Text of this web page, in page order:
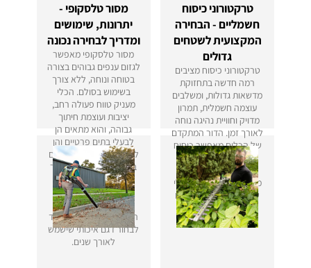
טרקטורוני כיסוח
חשמליים - הבחירה
המקצועית לשטחים
גדולים
טרקטורוני כיסוח מציבים
רמה חדשה בתחזוקת
מדשאות גדולות, ומשלבים
עוצמה חשמלית, תמרון
מדויק וחוויית נהיגה נוחה
לאורך זמן. הדור המתקדם
של הכלים מאפשר כיסוח
אחיד גם בשטחים
מורכבים, ומעניק פתרון
מקצועי, שקט ויעיל לבעלי
שטחים פרטיים ומוסדיים
כאחד.
מסור טלסקופי -
יתרונות, שימושים
ומדריך לבחירה נכונה
מסור טלסקופי מאפשר
לגזום ענפים גבוהים בצורה
בטוחה ונוחה, ללא צורך
בשימוש בסולם. הכלי
מעניק טווח פעולה רחב,
יציבות ועוצמת חיתוך
גבוהה, והוא מתאים הן
לבעלי בתים פרטיים והן
לגננים מקצועיים שעובדים
בסביבה משתנה. במאמר
זה נסקור את היתרונות
המרכזיים של מסור
טלסקופי, באילו מצבים
הוא שימושי במיוחד, וכיצד
לבחור דגם איכותי שישמש
לאורך שנים.